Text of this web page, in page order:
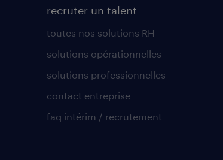
recruter un talent
toutes nos solutions RH
solutions opérationnelles
solutions professionnelles
contact entreprise
faq intérim / recrutement